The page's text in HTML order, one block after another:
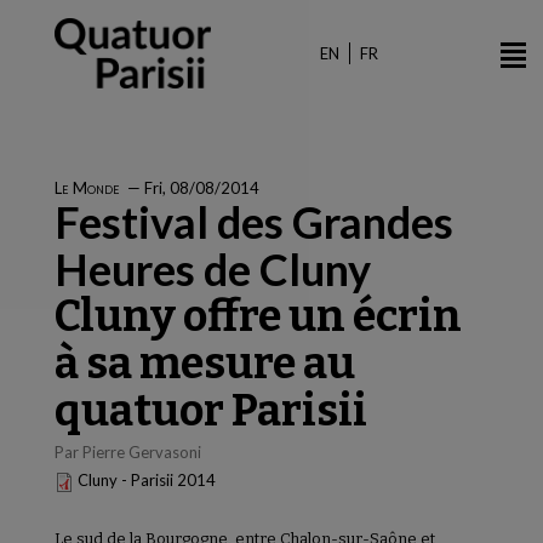
EN FR
Le Monde — Fri, 08/08/2014
Festival des Grandes
Heures de Cluny
Cluny offre un écrin
à sa mesure au
quatuor Parisii
Par Pierre Gervasoni
Cluny - Parisii 2014
Le sud de la Bourgogne, entre Chalon-sur-Saône et